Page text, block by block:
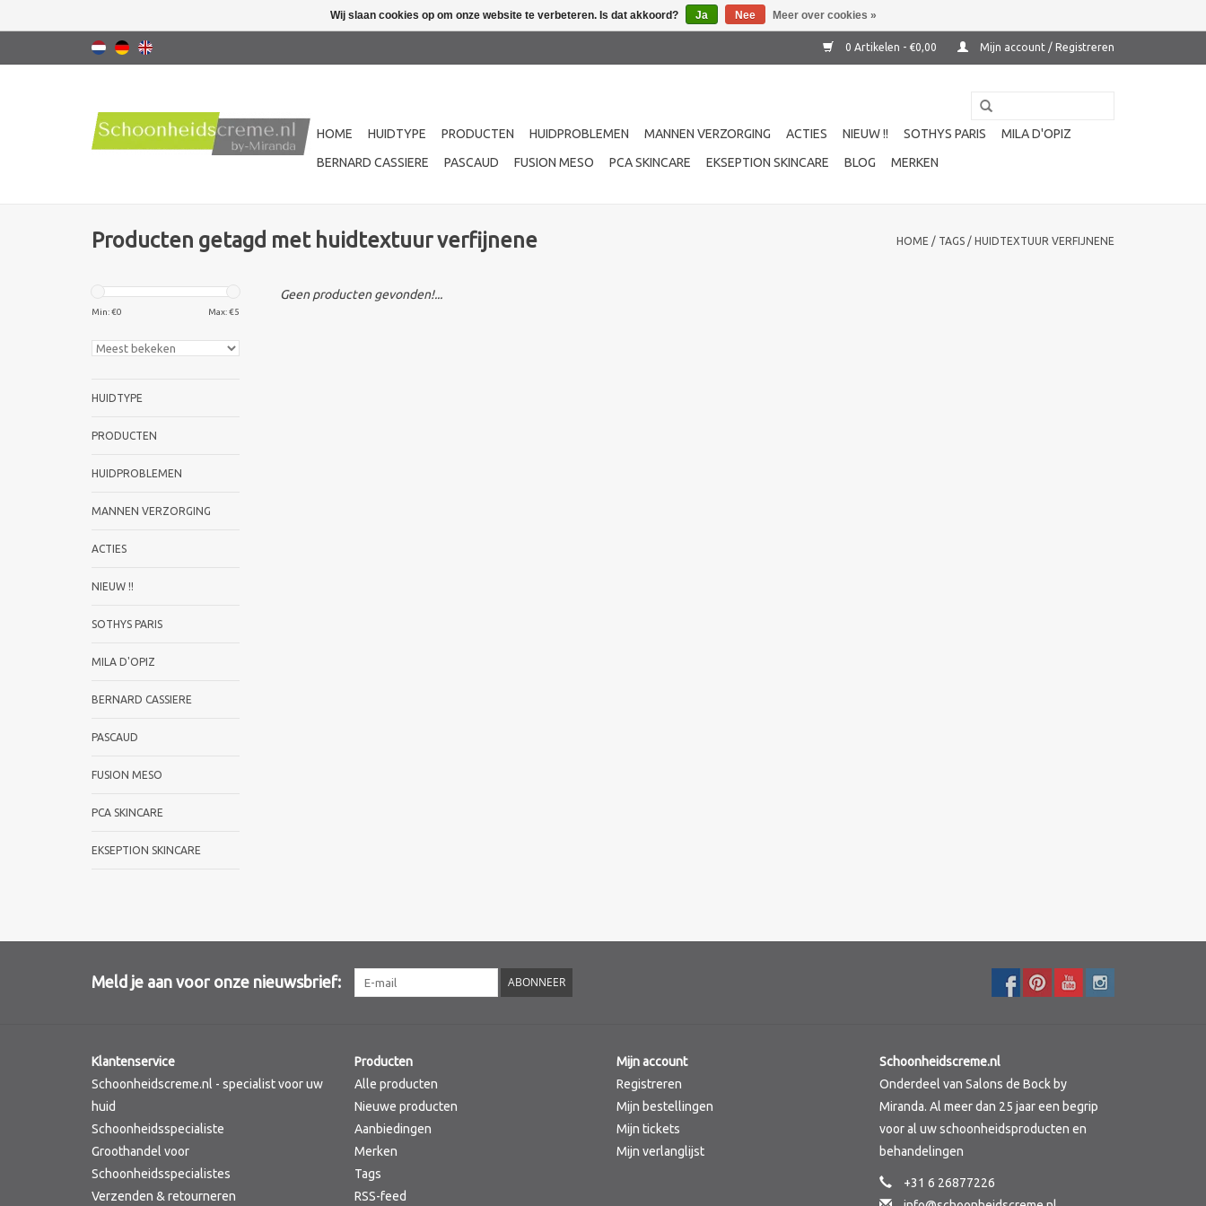
0 Artikelen - €0,00 Mijn account / Registreren
HOME HUIDTYPE PRODUCTEN HUIDPROBLEMEN MANNEN VERZORGING ACTIES NIEUW !! SOTHYS PARIS
MILA D'OPIZ
BERNARD CASSIERE
PASCAUD FUSION MESO PCA SKINCARE EKSEPTION SKINCARE BLOG MERKEN
Producten getagd met huidtextuur verfijnene HOME / TAGS / HUIDTEXTUUR VERFIJNENE
Min: €0 Max: €5
HUIDTYPE
PRODUCTEN
HUIDPROBLEMEN
MANNEN VERZORGING
ACTIES
NIEUW !!
SOTHYS PARIS
MILA D'OPIZ
BERNARD CASSIERE
PASCAUD
FUSION MESO
PCA SKINCARE
EKSEPTION SKINCARE
Geen producten gevonden!...
Meld je aan voor onze nieuwsbrief: ABONNEER
Klantenservice
Schoonheidscreme.nl - specialist voor uw
huid
Schoonheidsspecialiste
Groothandel voor
Schoonheidsspecialistes
Verzenden & retourneren
Producten
Alle producten
Nieuwe producten
Aanbiedingen
Merken
Tags
RSS-feed
Mijn account
Registreren
Mijn bestellingen
Mijn tickets
Mijn verlanglijst
Schoonheidscreme.nl
Onderdeel van Salons de Bock by
Miranda. Al meer dan 25 jaar een begrip
voor al uw schoonheidsproducten en
behandelingen
+31 6 26877226
Wij slaan cookies op om onze website te verbeteren. Is dat akkoord? Ja Nee Meer over cookies »